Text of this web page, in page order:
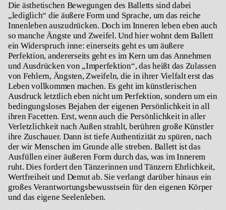
Die ästhetischen Bewegungen des Balletts sind dabei
„lediglich“ die äußere Form und Sprache, um das reiche
Innenleben auszudrücken. Doch im Inneren leben eben auch
so manche Ängste und Zweifel. Und hier wohnt dem Ballett
ein Widerspruch inne: einerseits geht es um äußere
Perfektion, andererseits geht es im Kern um das Annehmen
und Ausdrücken von „Imperfektion“, das heißt das Zulassen
von Fehlern, Ängsten, Zweifeln, die in ihrer Vielfalt erst das
Leben vollkommen machen. Es geht im künstlerischen
Ausdruck letztlich eben nicht um Perfektion, sondern um ein
bedingungsloses Bejahen der eigenen Persönlichkeit in all
ihren Facetten. Erst, wenn auch die Persönlichkeit in aller
Verletzlichkeit nach Außen strahlt, berühren große Künstler
ihre Zuschauer. Dann ist tiefe Authentizität zu spüren, nach
der wir Menschen im Grunde alle streben. Ballett ist das
Ausfüllen einer äußeren Form durch das, was im Innerem
ruht. Dies fordert den Tänzerinnen und Tänzern Ehrlichkeit,
Wertfreiheit und Demut ab. Sie verlangt darüber hinaus ein
großes Verantwortungsbewusstsein für den eigenen Körper
und das eigene Seelenleben.